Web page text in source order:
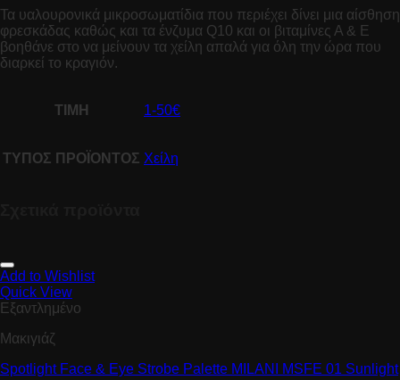
Τα υαλουρονικά μικροσωματίδια που περιέχει δίνει μια αίσθηση
φρεσκάδας καθώς και τα ένζυμα Q10 και οι βιταμίνες Α & Ε
βοηθάνε στο να μείνουν τα χείλη απαλά για όλη την ώρα που
διαρκεί το κραγιόν.
ΤΙΜΗ 1-50€
ΤΥΠΟΣ ΠΡΟΪΟΝΤΟΣ Χείλη
Add to Wishlist
Quick View
Εξαντλημένο
Μακιγιάζ
Spotlight Face & Eye Strobe Palette MILANI MSFE 01 Sunlight